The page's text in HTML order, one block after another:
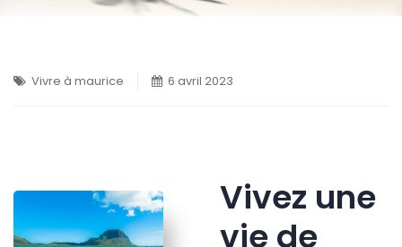
Vivre à maurice 6 avril 2023
Vivez une
vie de